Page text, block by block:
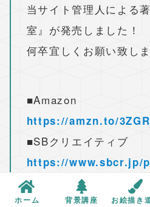
当サイト管理人による
室』が発売しました！
何卒宜しくお願い致し
■Amazon
https://amzn.to/
■SBクリエイティブ
https://www.sbcr.jp/
07/
ホーム 背景講座 お絵描き